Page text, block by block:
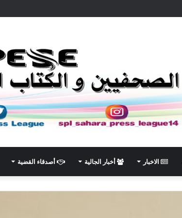
الاخبار أخبار الجالية أصدقاء القضية